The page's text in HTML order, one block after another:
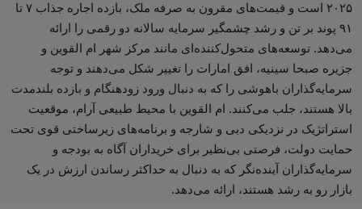
۲۰۲۵ است و قیمت‌های مقرون به صرفه ملک، بازده اجاره جذاب ۷ تا
۹۱ پوند بر تن و رشد چشمگیر سرمایه سالانه دو رقمی را ارائه
می‌دهد. توسعه‌های متحول‌کننده‌ای مانند مرکز شهر ام القوین و
جزیره صبحا سینیه، افق امارات را تغییر شکل می‌دهند و توجه
سرمایه‌گذاران باهوشی را که به دنبال ورود زودهنگام و بازده بلندمدت
بالا هستند، جلب می‌کنند. ام القوین با محیط طبیعی آرام، موقعیت
استراتژیک در نزدیکی دبی و شارجه و برنامه‌های زیرساختی قوی تحت
حمایت دولت، فرصتی بی‌نظیر برای خریداران آگاه به بودجه و
سرمایه‌گذاران آینده‌نگر که به دنبال به حداکثر رساندن ارزش در یک
بازار رو به رشد هستند، ارائه می‌دهد.